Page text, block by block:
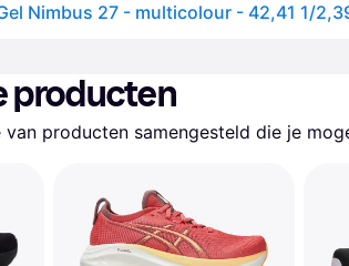
producten
van producten samengesteld die je